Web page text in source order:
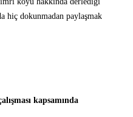
hiç dokunmadan paylaşmak
kapsamında